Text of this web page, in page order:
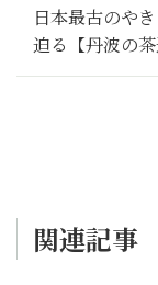
日本最古のや
迫る【丹波の
の】
関連記事